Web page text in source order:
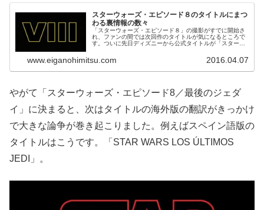
スターウォーズ・エピソード８のタイトルにまつ
わる裏情報の数々
「スターウォーズ・エピソード８」の撮影がすでに開始さ
れ、ファンの間では次回作のタイトルが気になるところで
す。ついに先日ディズニーから公式タイトルが「スターウ
www.eiganohimitsu.com 2016.04.07
やがて「スターウォーズ・エピソード8／最後のジェダ
イ」に決まると、次はタイトルの海外版の翻訳がきっかけ
で大きな論争が巻き起こりました。例えばスペイン語版の
タイトルはこうです。「STAR WARS LOS ÚLTIMOS
JEDI」。